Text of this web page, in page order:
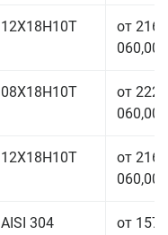
12Х18Н10Т
от 216
060,00
08Х18Н10Т
от 222
060,00
12Х18Н10Т
от 216
060,00
AISI 304
от 157